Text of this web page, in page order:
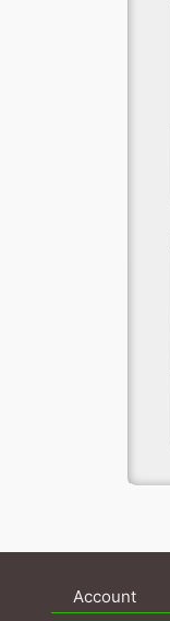
Account